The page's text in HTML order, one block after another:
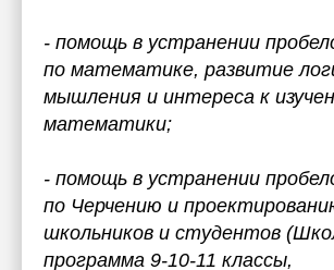
- помощь в устранении
по математике, развитие
мышления и интереса к
математики;
- помощь в устранении
по Черчению и
школьников и студентов
программа 9-10-11 классы,